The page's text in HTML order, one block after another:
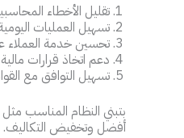
تقليل الأخطاء
تسهيل العمليات
تحسين خدمة العملاء
دعم اتخاذ قرارات
تسهيل التوافق مع
بتبني النظام المناسب مثل
أفضل وتخفيض التكاليف.